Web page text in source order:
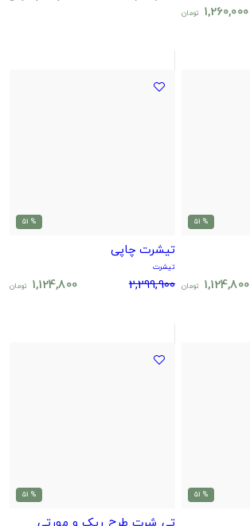
1,260,000 تومان
% 51
1,124,800 تومان
% 51
تیشرت چاپی
تیشرت
2,299,900
1,124,800 تومان
% 51
% 51